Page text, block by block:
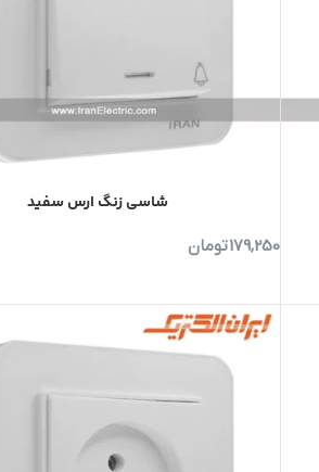
شاسی زنگ ارس سفید
179,250تومان